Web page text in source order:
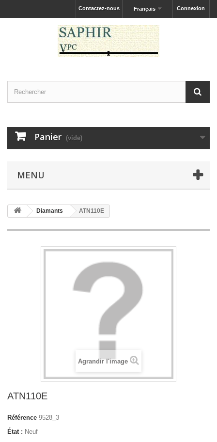
Connexion
Français
Contactez-nous
Panier (vide)
MENU
Diamants ATN110E
Agrandir l'image
ATN110E
Référence 9528_3
État : Neuf